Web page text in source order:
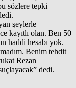
sözlere tepki
şeylerle
kayıtlı olan. Ben 50
haddi hesabı yok.
Benim tehdit
Rezan
dedi.